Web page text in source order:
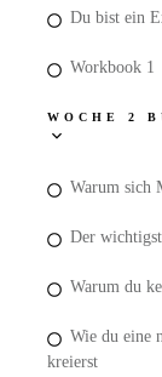
Du bist ein
Workbook 1
WOCHE 2
Warum sich
Der
Warum du
Wie du eine
kreierst